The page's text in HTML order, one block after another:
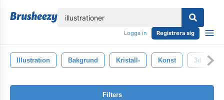
Logga in Registrera sig
Illustration Bakgrund Kristall- Konst 3d
Filters